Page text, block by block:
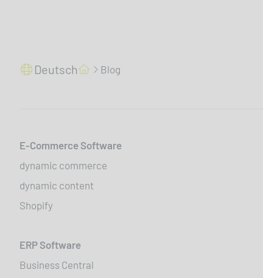
Deutsch Blog
E-Commerce Software
dynamic commerce
dynamic content
Shopify
ERP Software
Business Central